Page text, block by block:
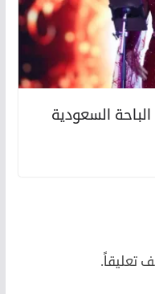
السعودية
تعليقاً.